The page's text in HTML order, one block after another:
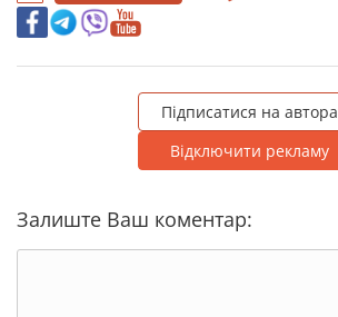
Підписатися на автора
Відключити рекламу
Залиште Ваш коментар: